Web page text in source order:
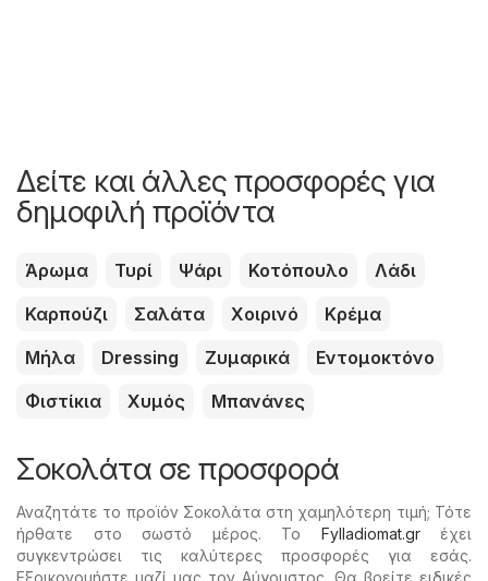
Δείτε και άλλες προσφορές για
δημοφιλή προϊόντα
Άρωμα Τυρί Ψάρι Κοτόπουλο
Λάδι
Καρπούζι
Σαλάτα Χοιρινό
Κρέμα
Μήλα
Dressing Ζυμαρικά
Εντομοκτόνο
Φιστίκια
Χυμός Μπανάνες
Σοκολάτα σε προσφορά
Αναζητάτε το προϊόν Σοκολάτα στη χαμηλότερη τιμή; Τότε
ήρθατε στο σωστό μέρος. Το Fylladiomat.grέχει
συγκεντρώσει τις καλύτερες προσφορές για εσάς.
Εξοικονομήστε μαζί μας τον Αύγουστος. Θα βρείτε ειδικές